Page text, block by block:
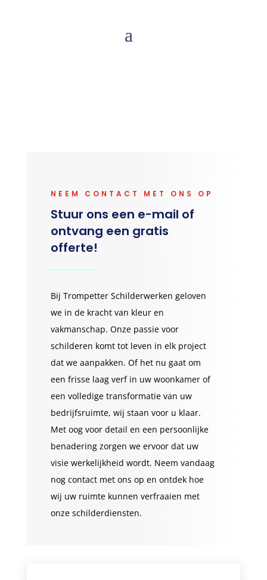
06 18773069
NEEM CONTACT MET ONS OP
Stuur ons een e-mail of
ontvang een gratis
offerte!
Bij Trompetter Schilderwerken geloven
we in de kracht van kleur en
vakmanschap. Onze passie voor
schilderen komt tot leven in elk project
dat we aanpakken. Of het nu gaat om
een frisse laag verf in uw woonkamer of
een volledige transformatie van uw
bedrijfsruimte, wij staan voor u klaar.
Met oog voor detail en een persoonlijke
benadering zorgen we ervoor dat uw
visie werkelijkheid wordt. Neem vandaag
nog contact met ons op en ontdek hoe
wij uw ruimte kunnen verfraaien met
onze schilderdiensten.